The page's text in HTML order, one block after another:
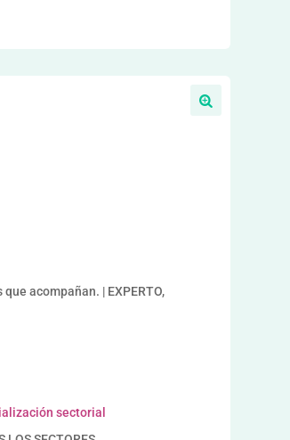
acompañan. | EXPERTO,
sectorial